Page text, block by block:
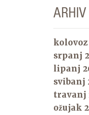
ARHIV
kolovoz
srpanj
lipanj
svibanj
travanj
ožujak